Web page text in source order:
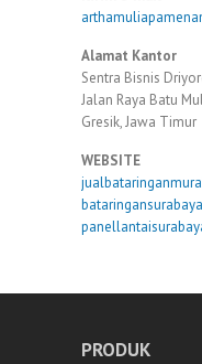
Alamat Kantor
Sentra Bisnis
Jalan Raya Batu
Gresik, Jawa Timur
WEBSITE
PRODUK